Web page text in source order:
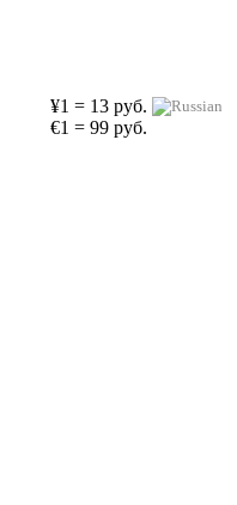
¥1 = 13 руб.
€1 = 99 руб.